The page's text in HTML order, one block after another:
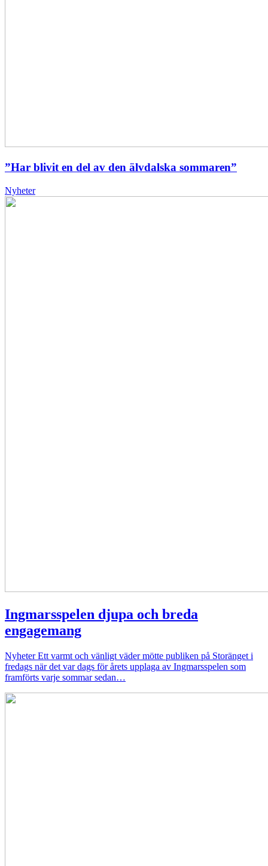
”Har blivit en del av den älvdalska sommaren”
Nyheter
Ingmarsspelen djupa och breda
engagemang
Nyheter Ett varmt och vänligt väder mötte publiken på Storänget i
fredags när det var dags för årets upplaga av Ingmarsspelen som
framförts varje sommar sedan…